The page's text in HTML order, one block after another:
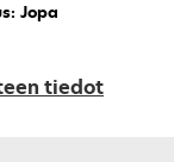
Jopa
tiedot